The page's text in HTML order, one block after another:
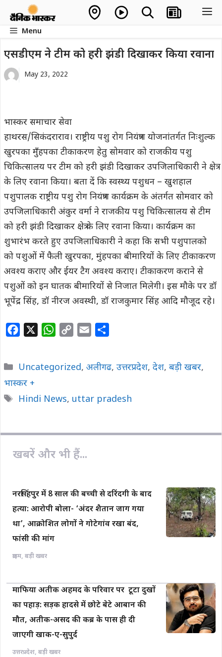
contentMenu
एसडीएम ने टीम को हरी झंडी दिखाकर किया रवाना
May 23, 2022
भास्कर समाचार सेवा
हाथरस/सिकंदराराव। राष्ट्रीय पशु रोग नियंत्रण योजनांतर्गत निःशुल्क
खुरपका मुँहपका टीकाकरण हेतु सोमवार को राजकीय पशु
चिकित्सालय पर टीम को हरी झंडी दिखाकर उपजिलाधिकारी ने क्षेत्र
के लिए रवाना किया। बता दें कि स्वस्थ्य पशुधन – खुशहाल
पशुपालक राष्ट्रीय पशु रोग नियंत्रण कार्यक्रम के अंतर्गत सोमवार को
उपजिलाधिकारी अंकुर वर्मा ने राजकीय पशु चिकित्सालय से टीम
को हरी झंडी दिखाकर क्षेत्र के लिए रवाना किया। कार्यक्रम का
शुभारंभ करते हुए उपजिलाधिकारी ने कहा कि सभी पशुपालको
को पशुओं में फैली खुरपका, मुंहपका बीमारियों के लिए टीकाकरण
अवश्य कराए और ईयर टैग अवश्य कराए। टीकाकरण कराने से
पशुओं को इन घातक बीमारियों से निजात मिलेगी। इस मौके पर डॉ
भूपेंद्र सिंह, डॉ नीरज अवस्थी, डॉ राजकुमार सिंह आदि मौजूद रहे।
e
b
o
W
t
A
y
i
i
r
Categories
Uncategorized, अलीगढ, उत्तरप्रदेश, देश, बड़ी खबर,
भास्कर +
Tags
Hindi News, uttar pradesh
खबरें और भी हैं...
नरसिंहपुर में 8 साल की बच्ची से दरिंदगी के बाद
हत्या: आरोपी बोला- ‘अंदर शैतान जाग गया
था’, आक्रोशित लोगों ने गोटेगांव रखा बंद,
फांसी की मांग
क्राइम, बड़ी खबर
माफिया अतीक अहमद के परिवार पर टूटा दुखों
का पहाड़: सड़क हादसे में छोटे बेटे आबान की
मौत, अतीक-असद की कब्र के पास ही दी
जाएगी खाक-ए-सुपुर्द
उत्तरप्रदेश, बड़ी खबर